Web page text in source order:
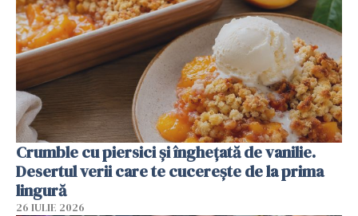
Crumble cu piersici și înghețată de vanilie.
Desertul verii care te cucerește de la prima
lingură
26 IULIE 2026